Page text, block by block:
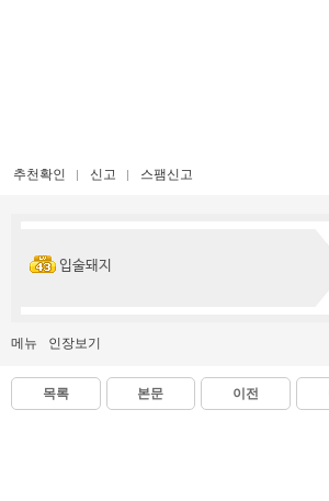
추천확인 신고 스팸신고
입술돼지
메뉴 인장보기
목록 본문 이전